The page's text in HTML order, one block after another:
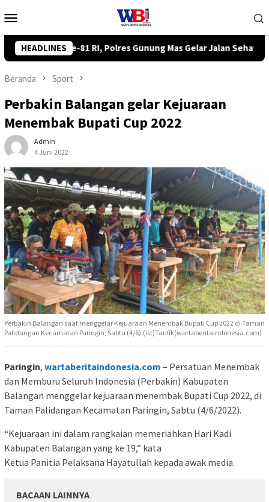
ke
Mobile
HEADLINES
Jalan Sehat hingga Lomba Tangkap Bebek Komisi III
Beranda Sport
Perbakin Balangan gelar Kejuaraan
Menembak Bupati Cup 2022
Admin
4 Juni 2022
Perbakin Balangan saat menggelar Kejuaraan Menembak Bupati Cup 2022 di Taman
Palidangan Kecamatan Paringin, Sabtu (4/6).(ist)Taufik(wartaberitaindonesia.com)
Paringin, wartaberitaindonesia.com – Persatuan Menembak
dan Memburu Seluruh Indonesia (Perbakin) Kabupaten
Balangan menggelar kejuaraan menembak Bupati Cup 2022, di
Taman Palidangan Kecamatan Paringin, Sabtu (4/6/2022).
“Kejuaraan ini dalam rangkaian memeriahkan Hari Kadi
Kabupaten Balangan yang ke 19,” kata
Ketua Panitia Pelaksana Hayatullah kepada awak media.
BACAAN LAINNYA